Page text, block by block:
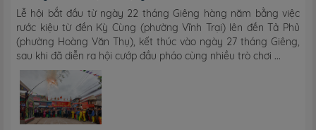
Lễ hội bắt đầu từ ngày 22 tháng Giêng hàng năm bằng việc
rước kiệu từ đền Kỳ Cùng (phường Vĩnh Trại) lên đền Tả Phủ
(phường Hoàng Văn Thụ), kết thúc vào ngày 27 tháng Giêng,
sau khi đã diễn ra hội cướp đầu pháo cùng nhiều trò chơi ...